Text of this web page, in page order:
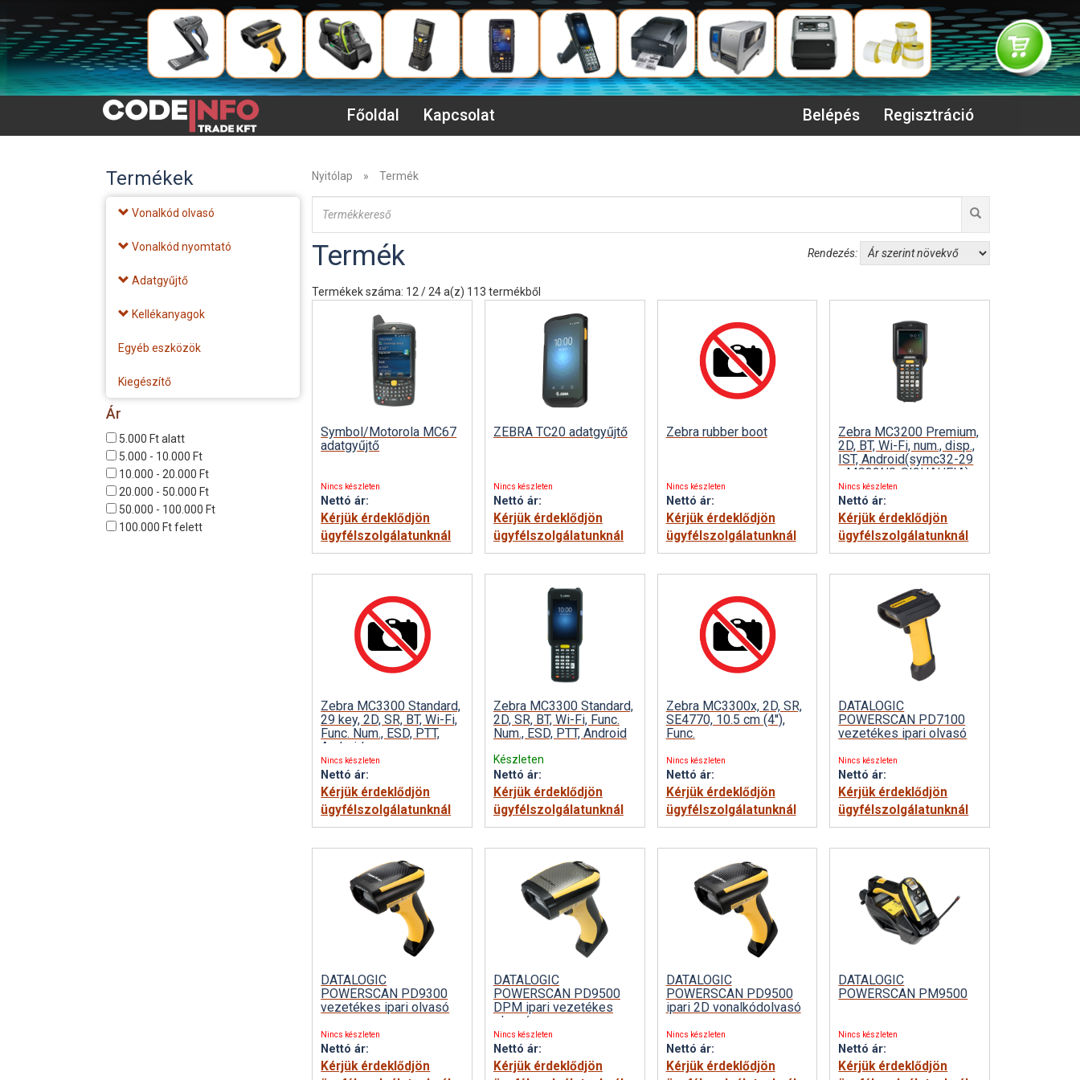
Főoldal Kapcsolat Belépés Regisztráció
Termékek
Vonalkód olvasó
Vonalkód nyomtató
Adatgyűjtő
Kellékanyagok
Egyéb eszközök
Kiegészítő
Ár
5.000 Ft alatt
5.000 - 10.000 Ft
10.000 - 20.000 Ft
20.000 - 50.000 Ft
50.000 - 100.000 Ft
100.000 Ft felett
Nyitólap » Termék
Termék Rendezés:
Termékek száma: 12 / 24 a(z) 113 termékből
Symbol/Motorola MC67
adatgyűjtő
Nincs készleten
Nettó ár:
Kérjük érdeklődjön
ügyfélszolgálatunknál
ZEBRA TC20 adatgyűjtő
Nincs készleten
Nettó ár:
Kérjük érdeklődjön
ügyfélszolgálatunknál
Zebra rubber boot
Nincs készleten
Nettó ár:
Kérjük érdeklődjön
ügyfélszolgálatunknál
Zebra MC3200 Premium,
2D, BT, Wi-Fi, num., disp.,
IST, Android(symc32-29
- MC32N0-SI2HAHEIA)
Nincs készleten
Nettó ár:
Kérjük érdeklődjön
ügyfélszolgálatunknál
Zebra MC3300 Standard,
29 key, 2D, SR, BT, Wi-Fi,
Func. Num., ESD, PTT,
Android
Nincs készleten
Nettó ár:
Kérjük érdeklődjön
ügyfélszolgálatunknál
Zebra MC3300 Standard,
2D, SR, BT, Wi-Fi, Func.
Num., ESD, PTT, Android
Készleten
Nettó ár:
Kérjük érdeklődjön
ügyfélszolgálatunknál
Zebra MC3300x, 2D, SR,
SE4770, 10.5 cm (4''),
Func.
Nincs készleten
Nettó ár:
Kérjük érdeklődjön
ügyfélszolgálatunknál
DATALOGIC
POWERSCAN PD7100
vezetékes ipari olvasó
Nincs készleten
Nettó ár:
Kérjük érdeklődjön
ügyfélszolgálatunknál
DATALOGIC
POWERSCAN PD9300
vezetékes ipari olvasó
Nincs készleten
Nettó ár:
Kérjük érdeklődjön
DATALOGIC
POWERSCAN PD9500
DPM ipari vezetékes
olvasó
Nincs készleten
Nettó ár:
Kérjük érdeklődjön
DATALOGIC
POWERSCAN PD9500
ipari 2D vonalkódolvasó
Nincs készleten
Nettó ár:
Kérjük érdeklődjön
DATALOGIC
POWERSCAN PM9500
Nincs készleten
Nettó ár:
Kérjük érdeklődjön